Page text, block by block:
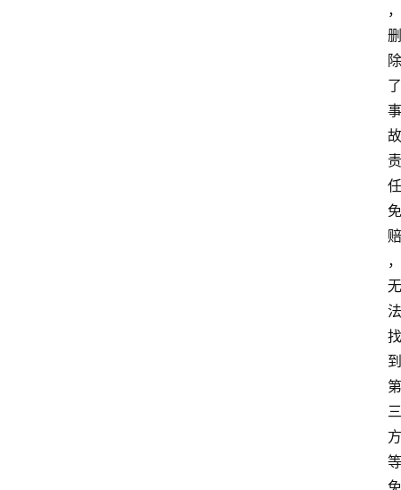
，
删
除
了
事
故
责
任
免
赔
，
无
法
找
到
第
三
方
等
免